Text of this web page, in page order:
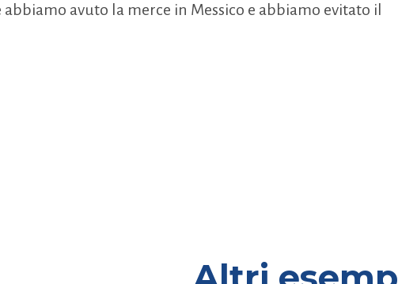
avuto la merce in Messico e abbiamo evitato il